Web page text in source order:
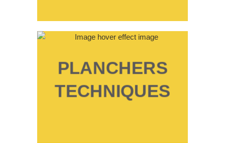
PLANCHERS
TECHNIQUES